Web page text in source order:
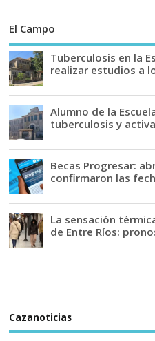
El Campo
Tuberculosis en la
realizar estudios a
Alumno de la
tuberculosis y
Becas Progresar:
confirmaron las
La sensación
de Entre Ríos:
Cazanoticias